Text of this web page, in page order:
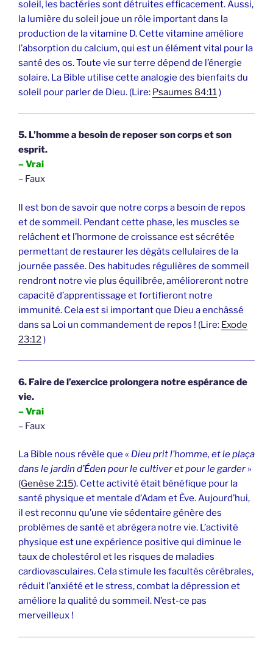
soleil, les bactéries sont détruites efficacement. Aussi,
la lumière du soleil joue un rôle important dans la
production de la vitamine D. Cette vitamine améliore
l’absorption du calcium, qui est un élément vital pour la
santé des os. Toute vie sur terre dépend de l’énergie
solaire. La Bible utilise cette analogie des bienfaits du
soleil pour parler de Dieu. (Lire: Psaumes 84:11)
5. L’homme a besoin de reposer son corps et son
esprit.
– Vrai
– Faux
Il est bon de savoir que notre corps a besoin de repos
et de sommeil. Pendant cette phase, les muscles se
relâchent et l’hormone de croissance est sécrétée
permettant de restaurer les dégâts cellulaires de la
journée passée. Des habitudes régulières de sommeil
rendront notre vie plus équilibrée, amélioreront notre
capacité d’apprentissage et fortifieront notre
immunité. Cela est si important que Dieu a enchâssé
dans sa Loi un commandement de repos ! (Lire: Exode
23:12 )
6. Faire de l’exercice prolongera notre espérance de
vie.
– Vrai
– Faux
La Bible nous révèle que « Dieu prit l’homme, et le plaça
dans le jardin d’Éden pour le cultiver et pour le garder »
(Genèse 2:15). Cette activité était bénéfique pour la
santé physique et mentale d’Adam et Ève. Aujourd’hui,
il est reconnu qu’une vie sédentaire génère des
problèmes de santé et abrégera notre vie. L’activité
physique est une expérience positive qui diminue le
taux de cholestérol et les risques de maladies
cardiovasculaires. Cela stimule les facultés cérébrales,
réduit l’anxiété et le stress, combat la dépression et
améliore la qualité du sommeil. N’est-ce pas
merveilleux !